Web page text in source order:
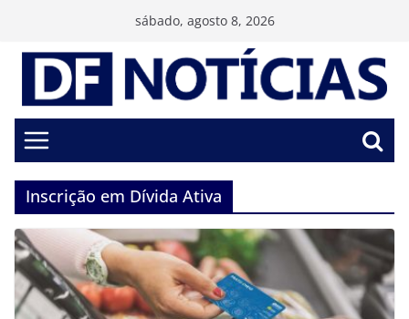
conteúdo
sábado, agosto 8, 2026
Inscrição em Dívida Ativa